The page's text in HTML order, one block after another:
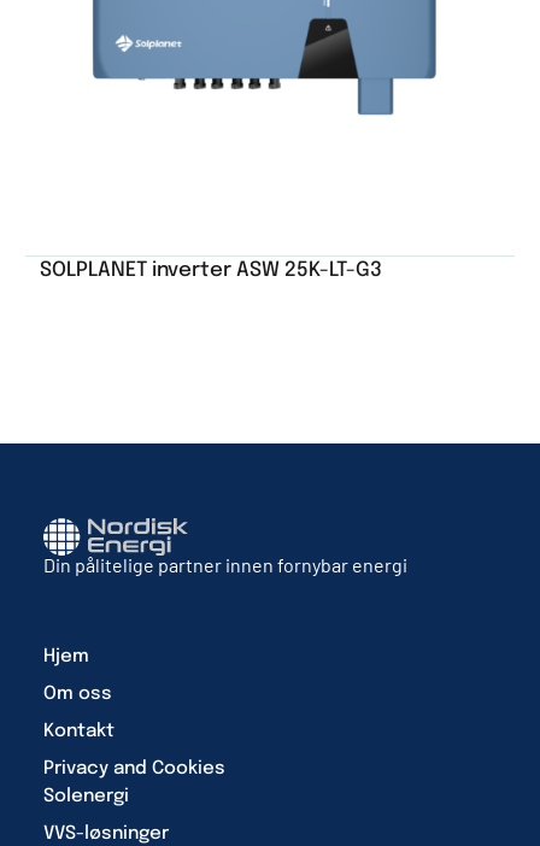
SOLPLANET inverter ASW 25K-LT-G3
Din pålitelige partner innen fornybar energi
Hjem
Om oss
Kontakt
Privacy and Cookies
Solenergi
VVS-løsninger